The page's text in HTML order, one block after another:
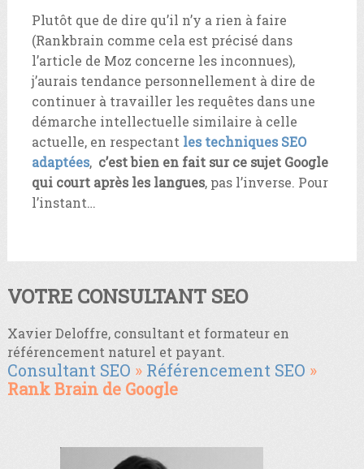
Plutôt que de dire qu’il n’y a rien à faire
(Rankbrain comme cela est précisé dans
l’article de Moz concerne les inconnues),
j’aurais tendance personnellement à dire de
continuer à travailler les requêtes dans une
démarche intellectuelle similaire à celle
actuelle, en respectant les techniques SEO
adaptées, c’est bien en fait sur ce sujet Google
qui court après les langues, pas l’inverse. Pour
l’instant…
VOTRE CONSULTANT SEO
Xavier Deloffre, consultant et formateur en
référencement naturel et payant.
Consultant SEO » Référencement SEO »
Rank Brain de Google